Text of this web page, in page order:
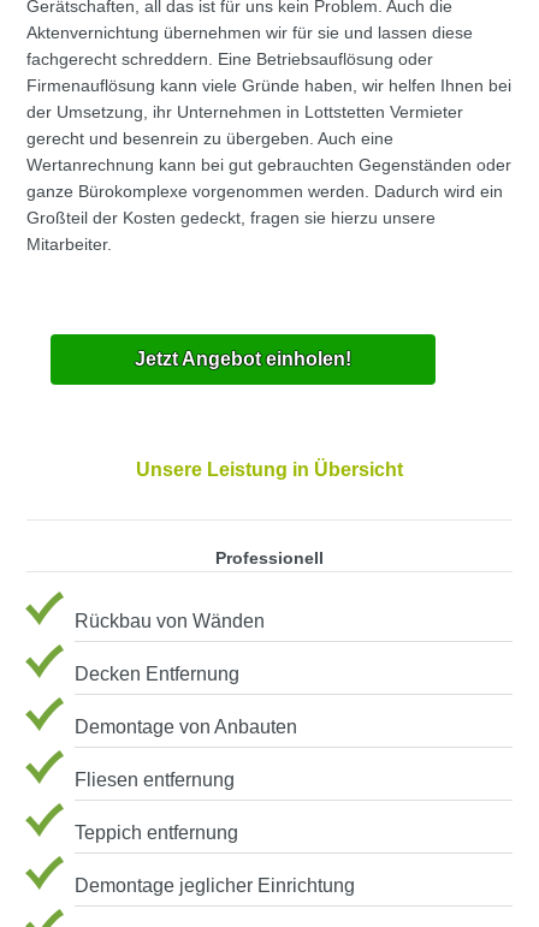
Gerätschaften, all das ist für uns kein Problem. Auch die
Aktenvernichtung übernehmen wir für sie und lassen diese
fachgerecht schreddern. Eine Betriebsauflösung oder
Firmenauflösung kann viele Gründe haben, wir helfen Ihnen bei
der Umsetzung, ihr Unternehmen in Lottstetten Vermieter
gerecht und besenrein zu übergeben. Auch eine
Wertanrechnung kann bei gut gebrauchten Gegenständen oder
ganze Bürokomplexe vorgenommen werden. Dadurch wird ein
Großteil der Kosten gedeckt, fragen sie hierzu unsere
Mitarbeiter.
Jetzt Angebot einholen!
Unsere Leistung in Übersicht
Professionell
Rückbau von Wänden
Decken Entfernung
Demontage von Anbauten
Fliesen entfernung
Teppich entfernung
Demontage jeglicher Einrichtung